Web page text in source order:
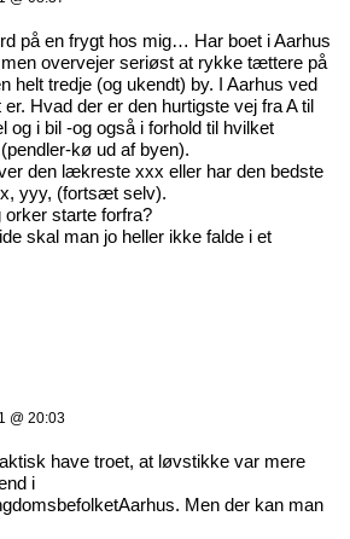
på en frygt hos mig… Har boet i Aarhus
overvejer seriøst at rykke tættere på
helt tredje (og ukendt) by. I Aarhus ved
Hvad der er den hurtigste vej fra A til
og i bil -og også i forhold til hvilket
kø ud af byen).
den lækreste xxx eller har den bedste
yyy, (fortsæt selv).
orker starte forfra?
skal man jo heller ikke falde i et
@ 20:03
have troet, at løvstikke var mere
i
Men der kan man